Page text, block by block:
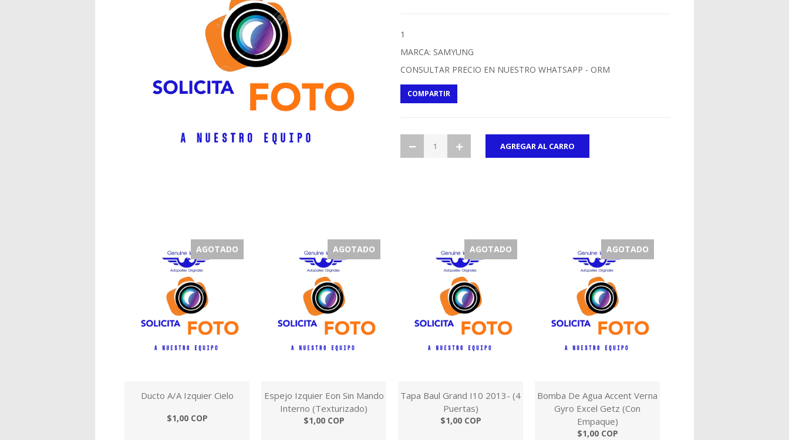
1
MARCA: SAMYUNG
CONSULTAR PRECIO EN NUESTRO WHATSAPP - ORM
COMPARTIR
AGOTADO
Ducto A/A Izquier Cielo
$1,00 COP
AGOTADO
Espejo Izquier Eon Sin Mando
Interno (Texturizado)
$1,00 COP
AGOTADO
Tapa Baul Grand I10 2013- (4
Puertas)
$1,00 COP
AGOTADO
Bomba De Agua Accent Verna
Gyro Excel Getz (Con
Empaque)
$1,00 COP